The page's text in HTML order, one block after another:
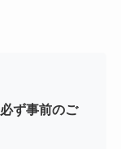
必ず事前のご